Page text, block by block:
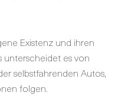
Existenz und ihren
unterscheidet es von
selbstfahrenden Autos,
folgen.